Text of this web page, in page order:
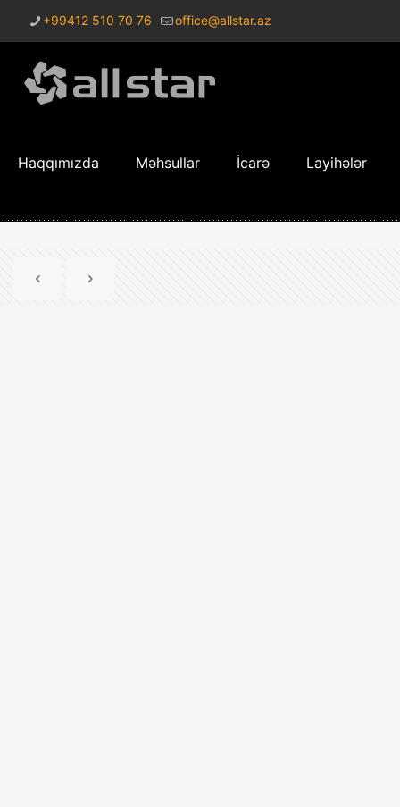
+99412 510 70 76 office@allstar.az
Haqqımızda Məhsullar İcarə Layihələr